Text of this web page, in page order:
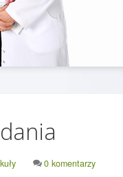
0 komentarzy